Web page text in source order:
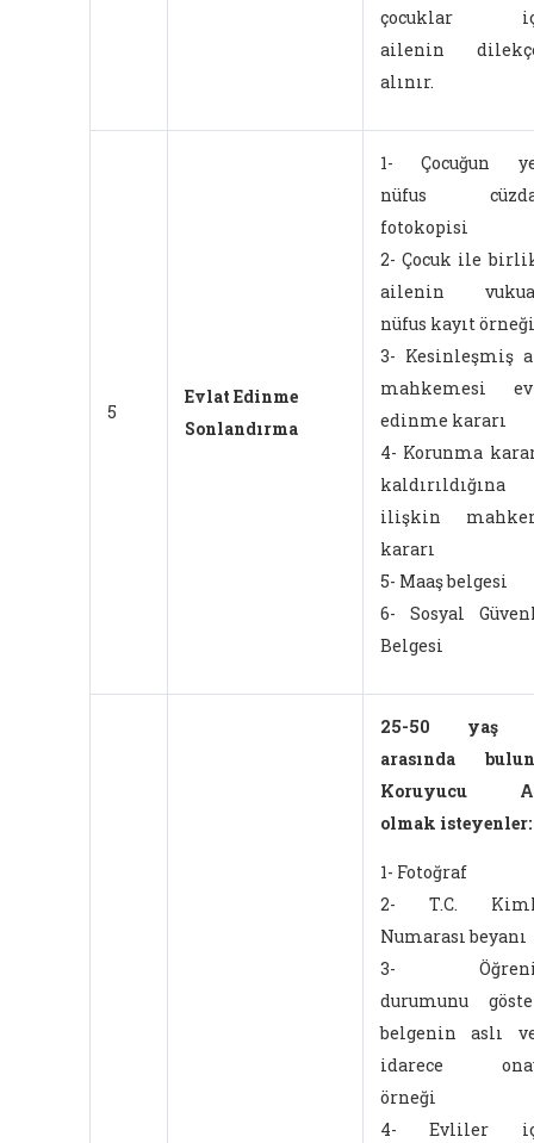
çocuklar
ailenin
alınır.
5
Evlat Edinme
Sonlandırma
1- Çocuğun
nüfus
fotokopisi
2- Çocuk ile
ailenin
nüfus kayıt örneği
3- Kesinleşmiş
mahkemesi
edinme kararı
4- Korunma
kaldırıldığına
ilişkin
kararı
5- Maaş belgesi
6- Sosyal
Belgesi
25-50 yaş
arasında
Koruyucu
olmak isteyenler:
1- Fotoğraf
2- T.C.
Numarası beyanı
3-
durumunu
belgenin aslı
idarece
örneği
4- Evliler